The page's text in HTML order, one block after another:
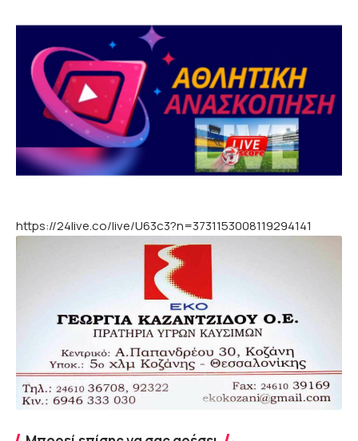
https://24live.co/live/U63c3?n=3731153008119294141